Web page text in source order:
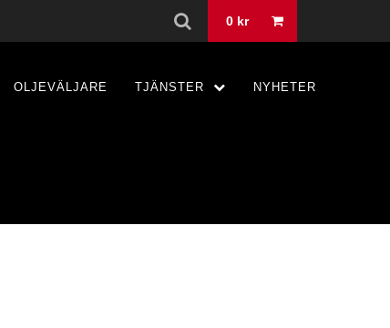
0 kr
OLJEVÄLJARE TJÄNSTER NYHETER